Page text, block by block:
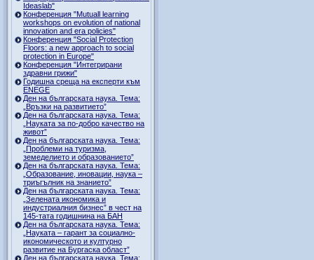
Ideaslab"
Конференция "Mutuall learning
workshops on evolution of national
innovation and era policies"
Конференция "Social Protection
Floors: a new approach to social
protection in Europe"
Конференция "Интегрирани
здравни грижи"
Годишна среща на експерти към
ENEGE
Ден на българската наука. Тема:
„Връзки на развитието”
Ден на българската наука. Тема:
„Науката за по-добро качество на
живот”
Ден на българската наука. Тема:
„Проблеми на туризма,
земеделието и образованието”
Ден на българската наука. Тема:
„Образование, иновации, наука –
триъгълник на знанието”
Ден на българската наука. Тема:
„Зелената икономика и
индустриалния бизнес” в чест на
145-тата годишнина на БАН
Ден на българската наука. Тема:
„Науката – гарант за социално-
икономическото и културно
развитие на Бургаска област”
Ден на българската наука. Тема: